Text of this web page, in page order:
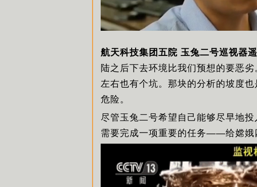
航天科技集团五院 玉兔二号巡视器
陆之后下去环境比我们预想的要恶
左右也有个坑。那块的分析的坡度
危险。
尽管玉兔二号希望自己能够尽早地
需要完成一项重要的任务——给嫦娥